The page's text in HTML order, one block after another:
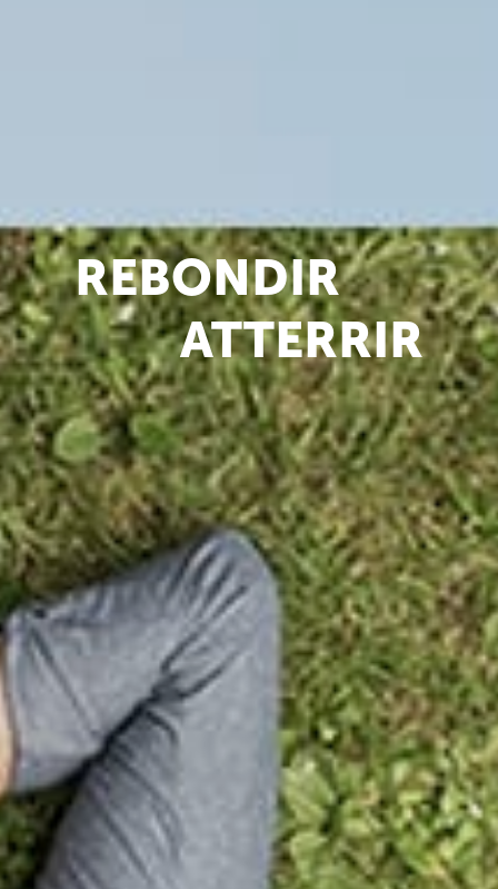
REBONDIR
ATTERRIR